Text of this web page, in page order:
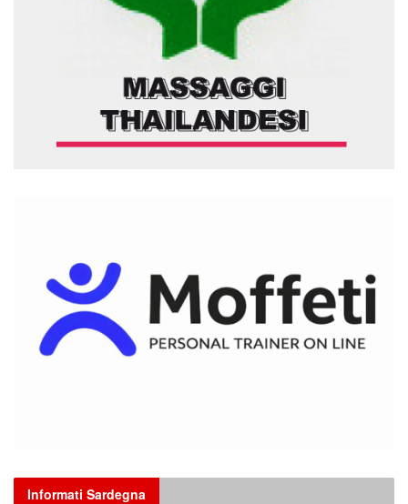
Informati Sardegna